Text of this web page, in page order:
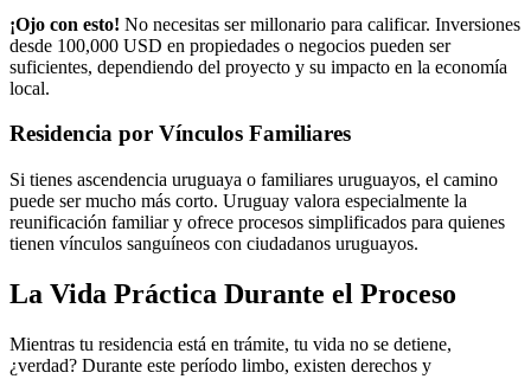
¡Ojo con esto! No necesitas ser millonario para calificar. Inversiones
desde 100,000 USD en propiedades o negocios pueden ser
suficientes, dependiendo del proyecto y su impacto en la economía
local.
Residencia por Vínculos Familiares
Si tienes ascendencia uruguaya o familiares uruguayos, el camino
puede ser mucho más corto. Uruguay valora especialmente la
reunificación familiar y ofrece procesos simplificados para quienes
tienen vínculos sanguíneos con ciudadanos uruguayos.
La Vida Práctica Durante el Proceso
Mientras tu residencia está en trámite, tu vida no se detiene,
¿verdad? Durante este período limbo, existen derechos y